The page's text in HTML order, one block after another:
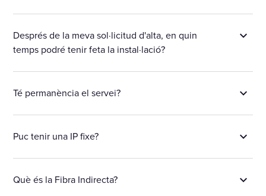
Després de la meva sol·licitud d'alta, en quin
temps podré tenir feta la instal·lació?
Té permanència el servei?
Puc tenir una IP fixe?
Què és la Fibra Indirecta?